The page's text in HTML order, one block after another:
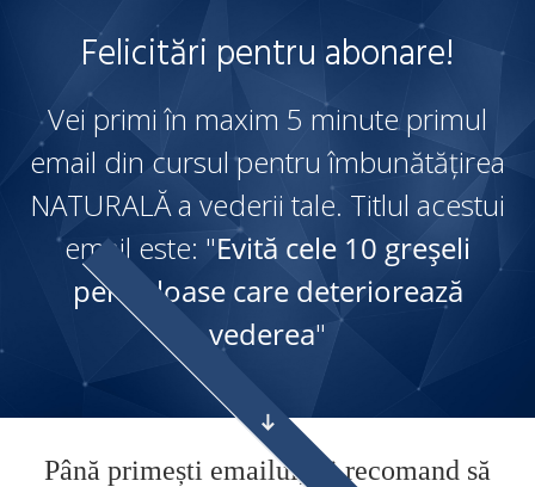
Felicitări pentru abonare!
Vei primi în maxim 5 minute primul
email din cursul pentru îmbunătățirea
NATURALĂ a vederii tale. Titlul acestui
email este: "Evită cele 10 greșeli
periculoase care deteriorează
vederea"
Până primești emailul, îți recomand să